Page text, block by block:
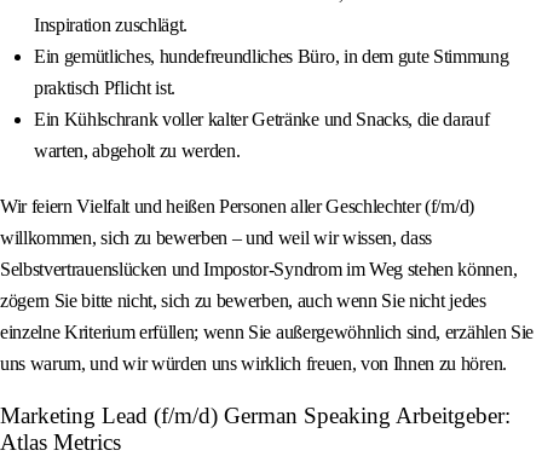
Inspiration zuschlägt.
Ein gemütliches, hundefreundliches Büro, in dem gute Stimmung
praktisch Pflicht ist.
Ein Kühlschrank voller kalter Getränke und Snacks, die darauf
warten, abgeholt zu werden.
Wir feiern Vielfalt und heißen Personen aller Geschlechter (f/m/d)
willkommen, sich zu bewerben – und weil wir wissen, dass
Selbstvertrauenslücken und Impostor-Syndrom im Weg stehen können,
zögern Sie bitte nicht, sich zu bewerben, auch wenn Sie nicht jedes
einzelne Kriterium erfüllen; wenn Sie außergewöhnlich sind, erzählen Sie
uns warum, und wir würden uns wirklich freuen, von Ihnen zu hören.
Marketing Lead (f/m/d) German Speaking Arbeitgeber:
Atlas Metrics